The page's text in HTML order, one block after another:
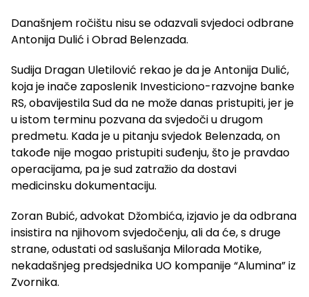
Današnjem ročištu nisu se odazvali svjedoci odbrane
Antonija Dulić i Obrad Belenzada.
Sudija Dragan Uletilović rekao je da je Antonija Dulić,
koja je inače zaposlenik Investiciono-razvojne banke
RS, obavijestila Sud da ne može danas pristupiti, jer je
u istom terminu pozvana da svjedoči u drugom
predmetu. Kada je u pitanju svjedok Belenzada, on
takođe nije mogao pristupiti suđenju, što je pravdao
operacijama, pa je sud zatražio da dostavi
medicinsku dokumentaciju.
Zoran Bubić, advokat Džombića, izjavio je da odbrana
insistira na njihovom svjedočenju, ali da će, s druge
strane, odustati od saslušanja Milorada Motike,
nekadašnjeg predsjednika UO kompanije “Alumina” iz
Zvornika.